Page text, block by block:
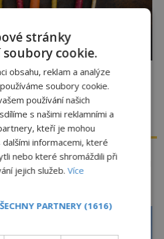
oranžová. Její
začíná fialovou
ze země mrkev, většina z
kořen. Jenže po většinu
všechno možné, jen ne
žlutá, bílá, někdy dokonce
stovkám let pečlivého
zelenina, bez které si českou
stránky
cookie.
obsahu, reklam a analýze
soubory cookie.
používání našich
s našimi reklamními a
kteří je mohou
informacemi, které
nebo které shromáždili při
jejich služeb.Více
PARTNERY (1616)